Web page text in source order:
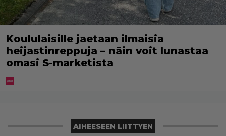
Koululaisille jaetaan ilmaisia
heijastinreppuja – näin voit lunastaa
omasi S-marketista
AIHEESEEN LIITTYEN